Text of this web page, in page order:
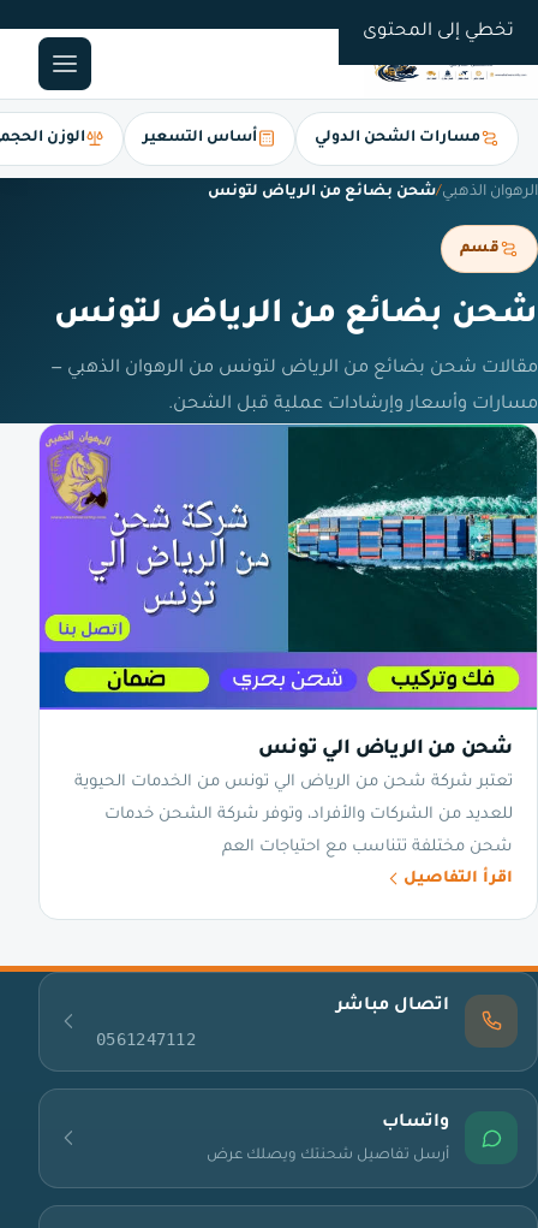
تخطي إلى المحتوى
مسارات الشحن الدولي أساس التسعير الوزن
الرهوان الذهبي/شحن بضائع من الرياض لتونس
قسم
شحن بضائع من الرياض لتونس
مقالات شحن بضائع من الرياض لتونس من الرهوان الذهبي —
مسارات وأسعار وإرشادات عملية قبل الشحن.
شحن من الرياض الي تونس
تعتبر شركة شحن من الرياض الي تونس من الخدمات الحيوية
للعديد من الشركات والأفراد، وتوفر شركة الشحن خدمات
شحن مختلفة تتناسب مع احتياجات العم
اقرأ التفاصيل
اتصال مباشر
0561247112
واتساب
أرسل تفاصيل شحنتك ويصلك عرض